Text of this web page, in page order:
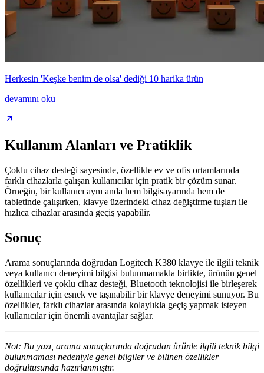
Herkesin 'Keşke benim de olsa' dediği 10 harika ürün
devamını oku
Kullanım Alanları ve Pratiklik
Çoklu cihaz desteği sayesinde, özellikle ev ve ofis ortamlarında
farklı cihazlarla çalışan kullanıcılar için pratik bir çözüm sunar.
Örneğin, bir kullanıcı aynı anda hem bilgisayarında hem de
tabletinde çalışırken, klavye üzerindeki cihaz değiştirme tuşları ile
hızlıca cihazlar arasında geçiş yapabilir.
Sonuç
Arama sonuçlarında doğrudan Logitech K380 klavye ile ilgili teknik
veya kullanıcı deneyimi bilgisi bulunmamakla birlikte, ürünün genel
özellikleri ve çoklu cihaz desteği, Bluetooth teknolojisi ile birleşerek
kullanıcılar için esnek ve taşınabilir bir klavye deneyimi sunuyor. Bu
özellikler, farklı cihazlar arasında kolaylıkla geçiş yapmak isteyen
kullanıcılar için önemli avantajlar sağlar.
Not: Bu yazı, arama sonuçlarında doğrudan ürünle ilgili teknik bilgi
bulunmaması nedeniyle genel bilgiler ve bilinen özellikler
doğrultusunda hazırlanmıştır.